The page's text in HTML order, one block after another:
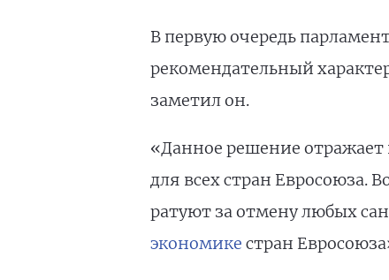
В первую очередь
рекомендательный
заметил он.
«Данное решение
для всех стран Евросоюза.
ратуют за отмену любых
экономике стран